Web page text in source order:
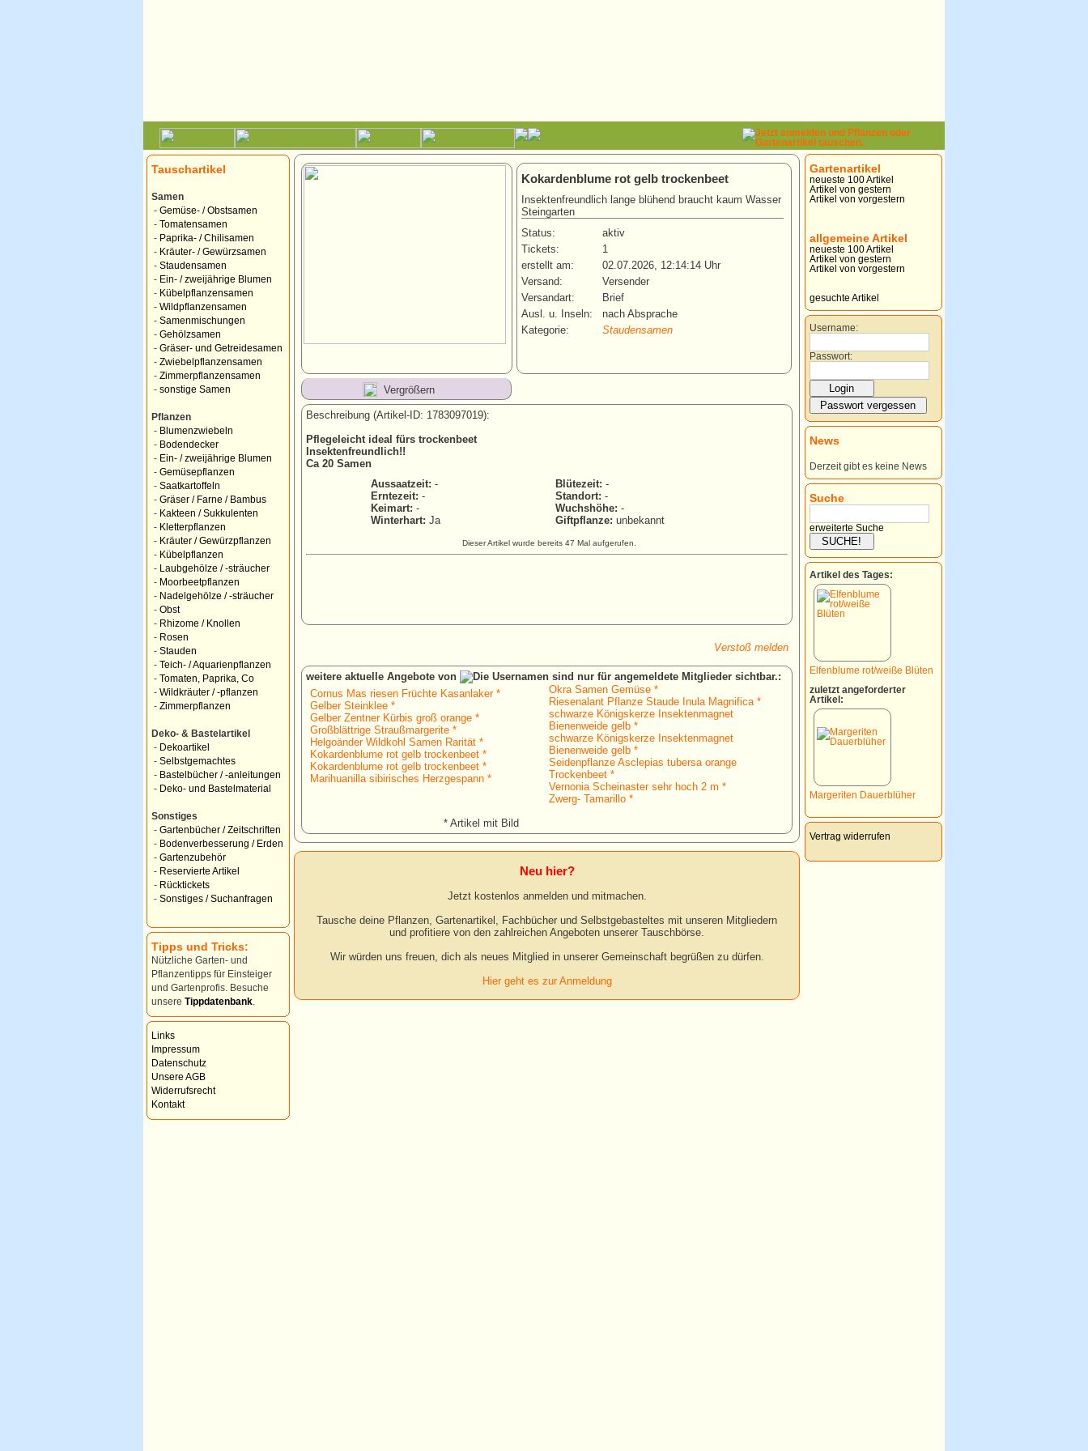
Tauschartikel
Samen
- Gemüse- / Obstsamen
- Tomatensamen
- Paprika- / Chilisamen
- Kräuter- / Gewürzsamen
- Staudensamen
- Ein- / zweijährige Blumen
- Kübelpflanzensamen
- Wildpflanzensamen
- Samenmischungen
- Gehölzsamen
- Gräser- und Getreidesamen
- Zwiebelpflanzensamen
- Zimmerpflanzensamen
- sonstige Samen
Pflanzen
- Blumenzwiebeln
- Bodendecker
- Ein- / zweijährige Blumen
- Gemüsepflanzen
- Saatkartoffeln
- Gräser / Farne / Bambus
- Kakteen / Sukkulenten
- Kletterpflanzen
- Kräuter / Gewürzpflanzen
- Kübelpflanzen
-
Laubgehölze / -sträucher
- Moorbeetpflanzen
- Nadelgehölze / -sträucher
- Obst
- Rhizome / Knollen
- Rosen
- Stauden
- Teich- / Aquarienpflanzen
- Tomaten, Paprika, Co
- Wildkräuter / -pflanzen
- Zimmerpflanzen
Deko- & Bastelartikel
- Dekoartikel
- Selbstgemachtes
- Bastelbücher / -anleitungen
- Deko- und Bastelmaterial
Sonstiges
- Gartenbücher / Zeitschriften
- Bodenverbesserung / Erden
- Gartenzubehör
- Reservierte Artikel
- Rücktickets
- Sonstiges / Suchanfragen
Tipps und Tricks:
Nützliche Garten- und
Pflanzentipps für Einsteiger
und Gartenprofis. Besuche
unsere Tippdatenbank
Links
Impressum
Datenschutz
Unsere AGB
Widerrufsrecht
Kontakt
Kokardenblume rot gelb trockenbeet
Insektenfreundlich lange blühend braucht kaum Wasser
Steingarten
Status:
aktiv
Tickets:
1
erstellt am:
02.07.2026, 12:14:14 Uhr
Versand:
Versender
Versandart:
Brief
Ausl. u. Inseln:
nach Absprache
Kategorie:
Staudensamen
Vergrößern
Beschreibung (Artikel-ID: 1783097019):
Pflegeleicht ideal fürs trockenbeet
Insektenfreundlich!!
Ca 20 Samen
Aussaatzeit: - Blütezeit: -
Erntezeit: - Standort: -
Keimart: - Wuchshöhe: -
Winterhart: Ja Giftpflanze: unbekannt
Dieser Artikel wurde bereits 47 Mal aufgerufen.
Verstoß melden
weitere aktuelle Angebote von
:
Cornus Mas riesen Früchte Kasanlaker *
Gelber Steinklee *
Gelber Zentner Kürbis groß orange *
Großblättrige Straußmargerite *
Helgoänder Wildkohl Samen Rarität *
Kokardenblume rot gelb trockenbeet *
Kokardenblume rot gelb trockenbeet *
Marihuanilla sibirisches Herzgespann *
Okra Samen Gemüse *
Riesenalant Pflanze Staude Inula Magnifica *
schwarze Königskerze Insektenmagnet
Bienenweide gelb *
schwarze Königskerze Insektenmagnet
Bienenweide gelb *
Seidenpflanze Asclepias tubersa orange
Trockenbeet *
Vernonia Scheinaster sehr hoch 2 m *
Zwerg- Tamarillo *
* Artikel mit Bild
Neu hier?
Jetzt kostenlos anmelden und mitmachen.
Tausche deine Pflanzen, Gartenartikel, Fachbücher und Selbstgebasteltes mit unseren Mitgliedern
und profitiere von den zahlreichen Angeboten unserer Tauschbörse.
Wir würden uns freuen, dich als neues Mitglied in unserer Gemeinschaft begrüßen zu dürfen.
Hier geht es zur Anmeldung
Gartenartikel
neueste 100 Artikel
Artikel von gestern
Artikel von vorgestern
allgemeine Artikel
neueste 100 Artikel
Artikel von gestern
Artikel von vorgestern
gesuchte Artikel
Username:
Passwort:
News
Derzeit gibt es keine News
Suche
erweiterte Suche
Artikel des Tages:
Elfenblume rot/weiße Blüten
zuletzt angeforderter
Artikel:
Margeriten Dauerblüher
Vertrag widerrufen